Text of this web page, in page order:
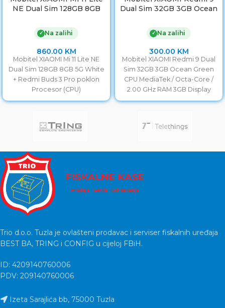
NE Dual Sim 128GB 8GB
Pro poklon
✓ Na zalihi
860.00 KM
Mobitel XIAOMI Mi 11 Lite NE
Dual Sim 128GB 8GB 5G White
+ Redmi Buds 3 Pro poklon
Procesor (CPU)
Dual Sim 32GB 3GB Ocean
✓ Na zalihi
300.00 KM
Mobitel XIAOMI Redmi 9 Dual
Sim 32GB 3GB Ocean Green
CPU MediaTek / Octa-Core /
2.00 GHz RAM 3GB Display
Trio d.o.o. Tuzla je ovlašteni prodavac i serviser fiskalnih uređaja
BEST BA, TRING i CONFIG u cijeloj FBiH.
ID: 4209140760006
PDV: 209140760006
Izeta Sarajlića bb, 75000 Tuzla